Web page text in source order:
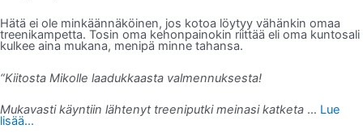
Hätä ei ole minkäännäköinen, jos kotoa löytyy vähänkin omaa
treenikampetta. Tosin oma kehonpainokin riittää eli oma kuntosali
kulkee aina mukana, menipä minne tahansa.
“Kiitosta Mikolle laadukkaasta valmennuksesta!
Mukavasti käyntiin lähtenyt treeniputki meinasi katketa … Lue
lisää...